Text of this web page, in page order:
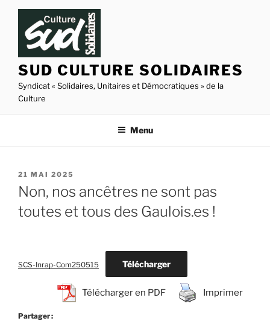
Aller
contenu
principal
SUD CULTURE SOLIDAIRES
Syndicat « Solidaires, Unitaires et Démocratiques » de la
Culture
Menu
PUBLIÉ
LE
21 MAI 2025
Non, nos ancêtres ne sont pas
toutes et tous des Gaulois.es !
SCS-Inrap-Com250515 Télécharger
Télécharger en PDF Imprimer
Partager :